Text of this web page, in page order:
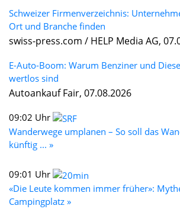
Schweizer Firmenverzeichnis:
Ort und Branche finden
swiss-press.com / HELP Media AG,
E-Auto-Boom: Warum Benziner und
wertlos sind
Autoankauf Fair, 07.08.2026
09:02 Uhr
Wanderwege umplanen – So soll das
künftig ... »
09:01 Uhr
«Die Leute kommen immer früher»:
Campingplatz »